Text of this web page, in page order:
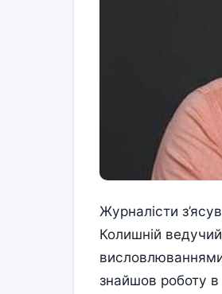
Журналісти
Колишній
знайшов роботу